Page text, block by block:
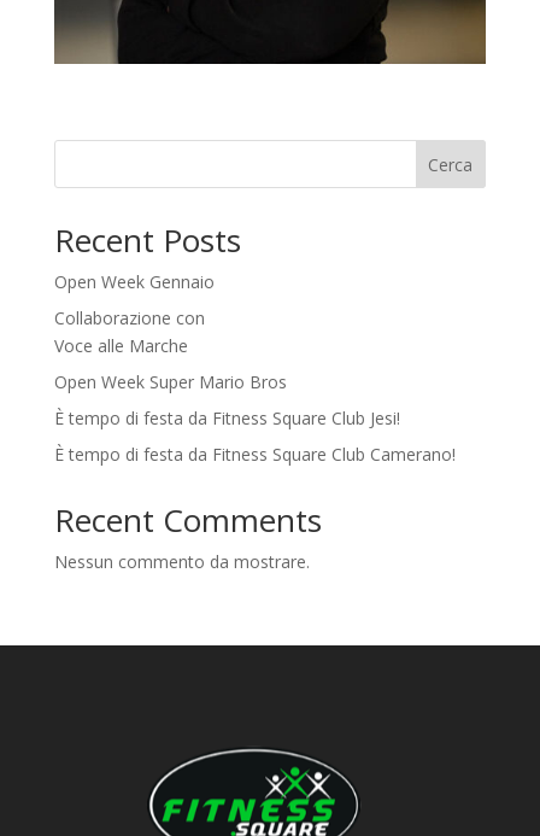
Cerca
Recent Posts
Open Week Gennaio
Collaborazione con
Voce alle Marche
Open Week Super Mario Bros
È tempo di festa da Fitness Square Club Jesi!
È tempo di festa da Fitness Square Club Camerano!
Recent Comments
Nessun commento da mostrare.